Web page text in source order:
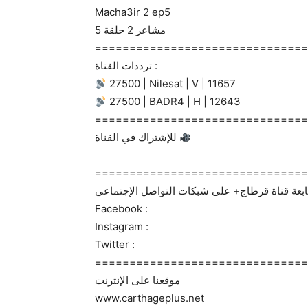
Macha3ir 2 ep5
مشاعر 2 حلقة 5
ترددات القناة :
27500 | Nilesat | V | 11657
27500 | BADR4 | H | 12643
Facebook :
Instagram :
Twitter :
موقعنا على الإنترنت
www.carthageplus.net